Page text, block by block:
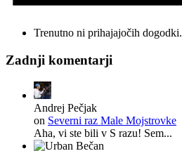
Trenutno ni prihajajočih dogodki.
Zadnji komentarji
Andrej Pečjak
on Severni raz Male Mojstrovke
Aha, vi ste bili v S razu! Sem...